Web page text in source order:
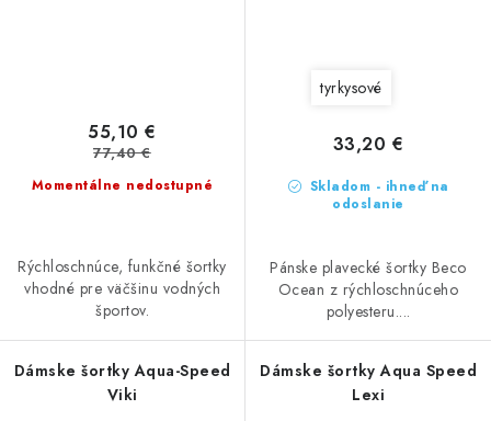
Momentálne nedostupné
55,10 €
77,40 €
Rýchloschnúce, funkčné šortky
vhodné pre väčšinu vodných
športov.
tyrkysové
Skladom - ihneď na
odoslanie
33,20 €
Pánske plavecké šortky Beco
Ocean z rýchloschnúceho
polyesteru....
Dámske šortky Aqua-Speed
Viki
Dámske šortky Aqua Speed
Lexi